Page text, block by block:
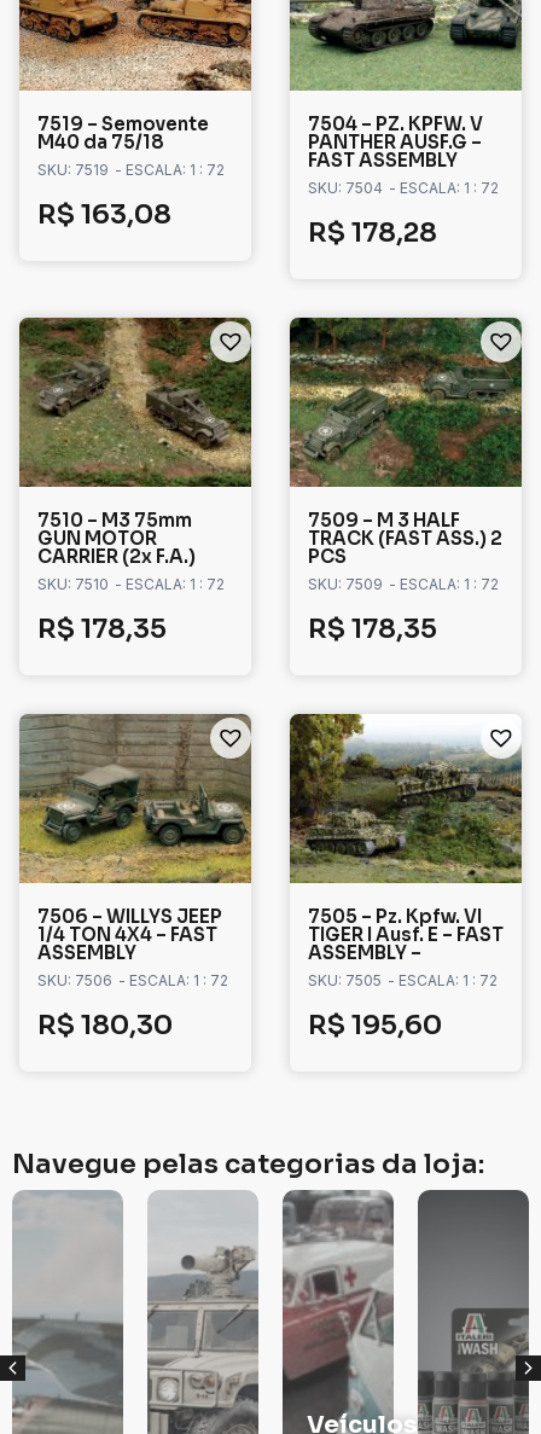
7519 – Semovente
M40 da 75/18
SKU: 7519 - ESCALA: 1 : 72
R$ 163,08
7504 – PZ. KPFW. V
PANTHER AUSF.G –
FAST ASSEMBLY
SKU: 7504 - ESCALA: 1 : 72
R$ 178,28
7510 – M3 75mm
GUN MOTOR
CARRIER (2x F.A.)
SKU: 7510 - ESCALA: 1 : 72
R$ 178,35
7509 – M 3 HALF
TRACK (FAST ASS.) 2
PCS
SKU: 7509 - ESCALA: 1 : 72
R$ 178,35
7506 – WILLYS JEEP
1/4 TON 4X4 – FAST
ASSEMBLY
SKU: 7506 - ESCALA: 1 : 72
R$ 180,30
7505 – Pz. Kpfw. VI
TIGER I Ausf. E – FAST
ASSEMBLY –
SKU: 7505 - ESCALA: 1 : 72
R$ 195,60
Navegue pelas categorias da loja:
Veículos